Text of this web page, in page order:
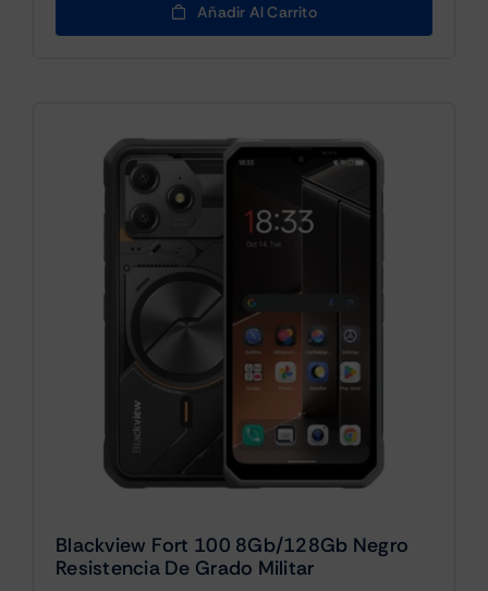
Añadir Al Carrito
Blackview Fort 100 8Gb/128Gb Negro
Resistencia De Grado Militar